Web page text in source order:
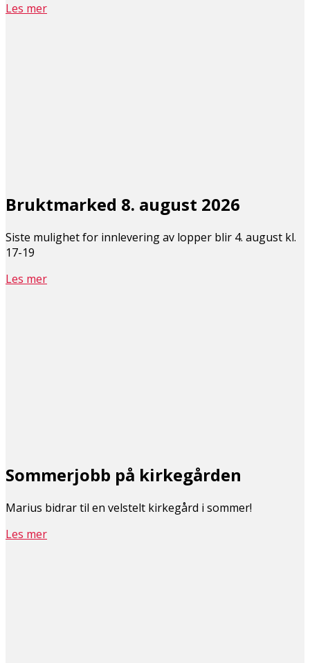
Les mer
Bruktmarked 8. august 2026
Siste mulighet for innlevering av lopper blir 4. august kl.
17-19
Les mer
Sommerjobb på kirkegården
Marius bidrar til en velstelt kirkegård i sommer!
Les mer